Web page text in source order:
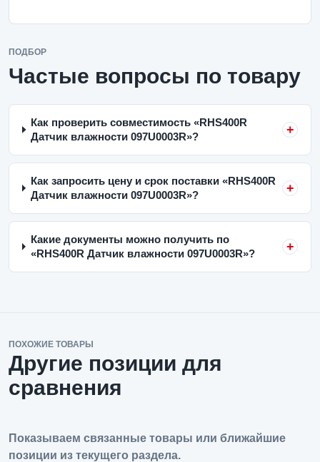
ПОДБОР
Частые вопросы по товару
Как проверить совместимость «RHS400R
Датчик влажности 097U0003R»?
Как запросить цену и срок поставки «RHS400R
Датчик влажности 097U0003R»?
Какие документы можно получить по
«RHS400R Датчик влажности 097U0003R»?
ПОХОЖИЕ ТОВАРЫ
Другие позиции для
сравнения
Показываем связанные товары или ближайшие
позиции из текущего раздела.